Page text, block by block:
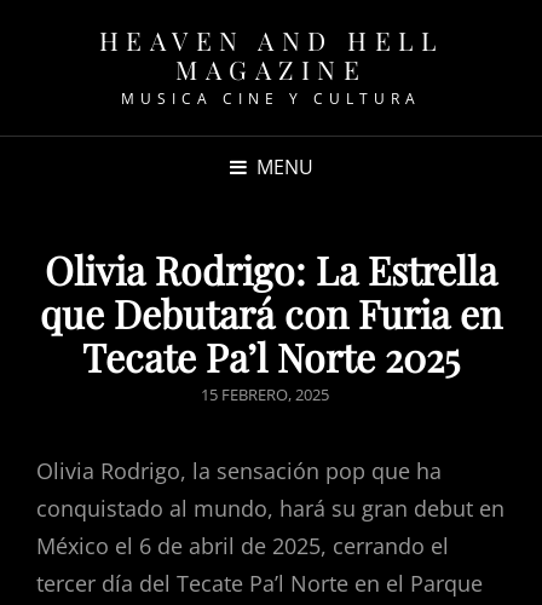
HEAVEN AND HELL
MAGAZINE
MUSICA CINE Y CULTURA
MENU
Olivia Rodrigo: La Estrella
que Debutará con Furia en
Tecate Pa’l Norte 2025
POSTED
15 FEBRERO, 2025
Olivia Rodrigo, la sensación pop que ha
conquistado al mundo, hará su gran debut en
México el 6 de abril de 2025, cerrando el
tercer día del Tecate Pa’l Norte en el Parque